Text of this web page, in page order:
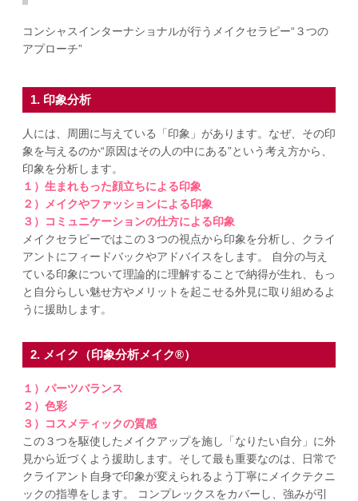
コンシャスインターナショナルが行うメイクセラピー“３つの
アプローチ”
1. 印象分析
人には、周囲に与えている「印象」があります。なぜ、その印
象を与えるのか“原因はその人の中にある”という考え方から、
印象を分析します。
１）生まれもった顔立ちによる印象
２）メイクやファッションによる印象
３）コミュニケーションの仕方による印象
メイクセラピーではこの３つの視点から印象を分析し、クライ
アントにフィードバックやアドバイスをします。 自分の与え
ている印象について理論的に理解することで納得が生れ、もっ
と自分らしい魅せ方やメリットを起こせる外見に取り組めるよ
うに援助します。
2. メイク（印象分析メイク®）
１）パーツバランス
２）色彩
３）コスメティックの質感
この３つを駆使したメイクアップを施し「なりたい自分」に外
見から近づくよう援助します。そして最も重要なのは、日常で
クライアント自身で印象が変えられるよう丁寧にメイクテクニ
ックの指導をします。 コンプレックスをカバーし、強みが引